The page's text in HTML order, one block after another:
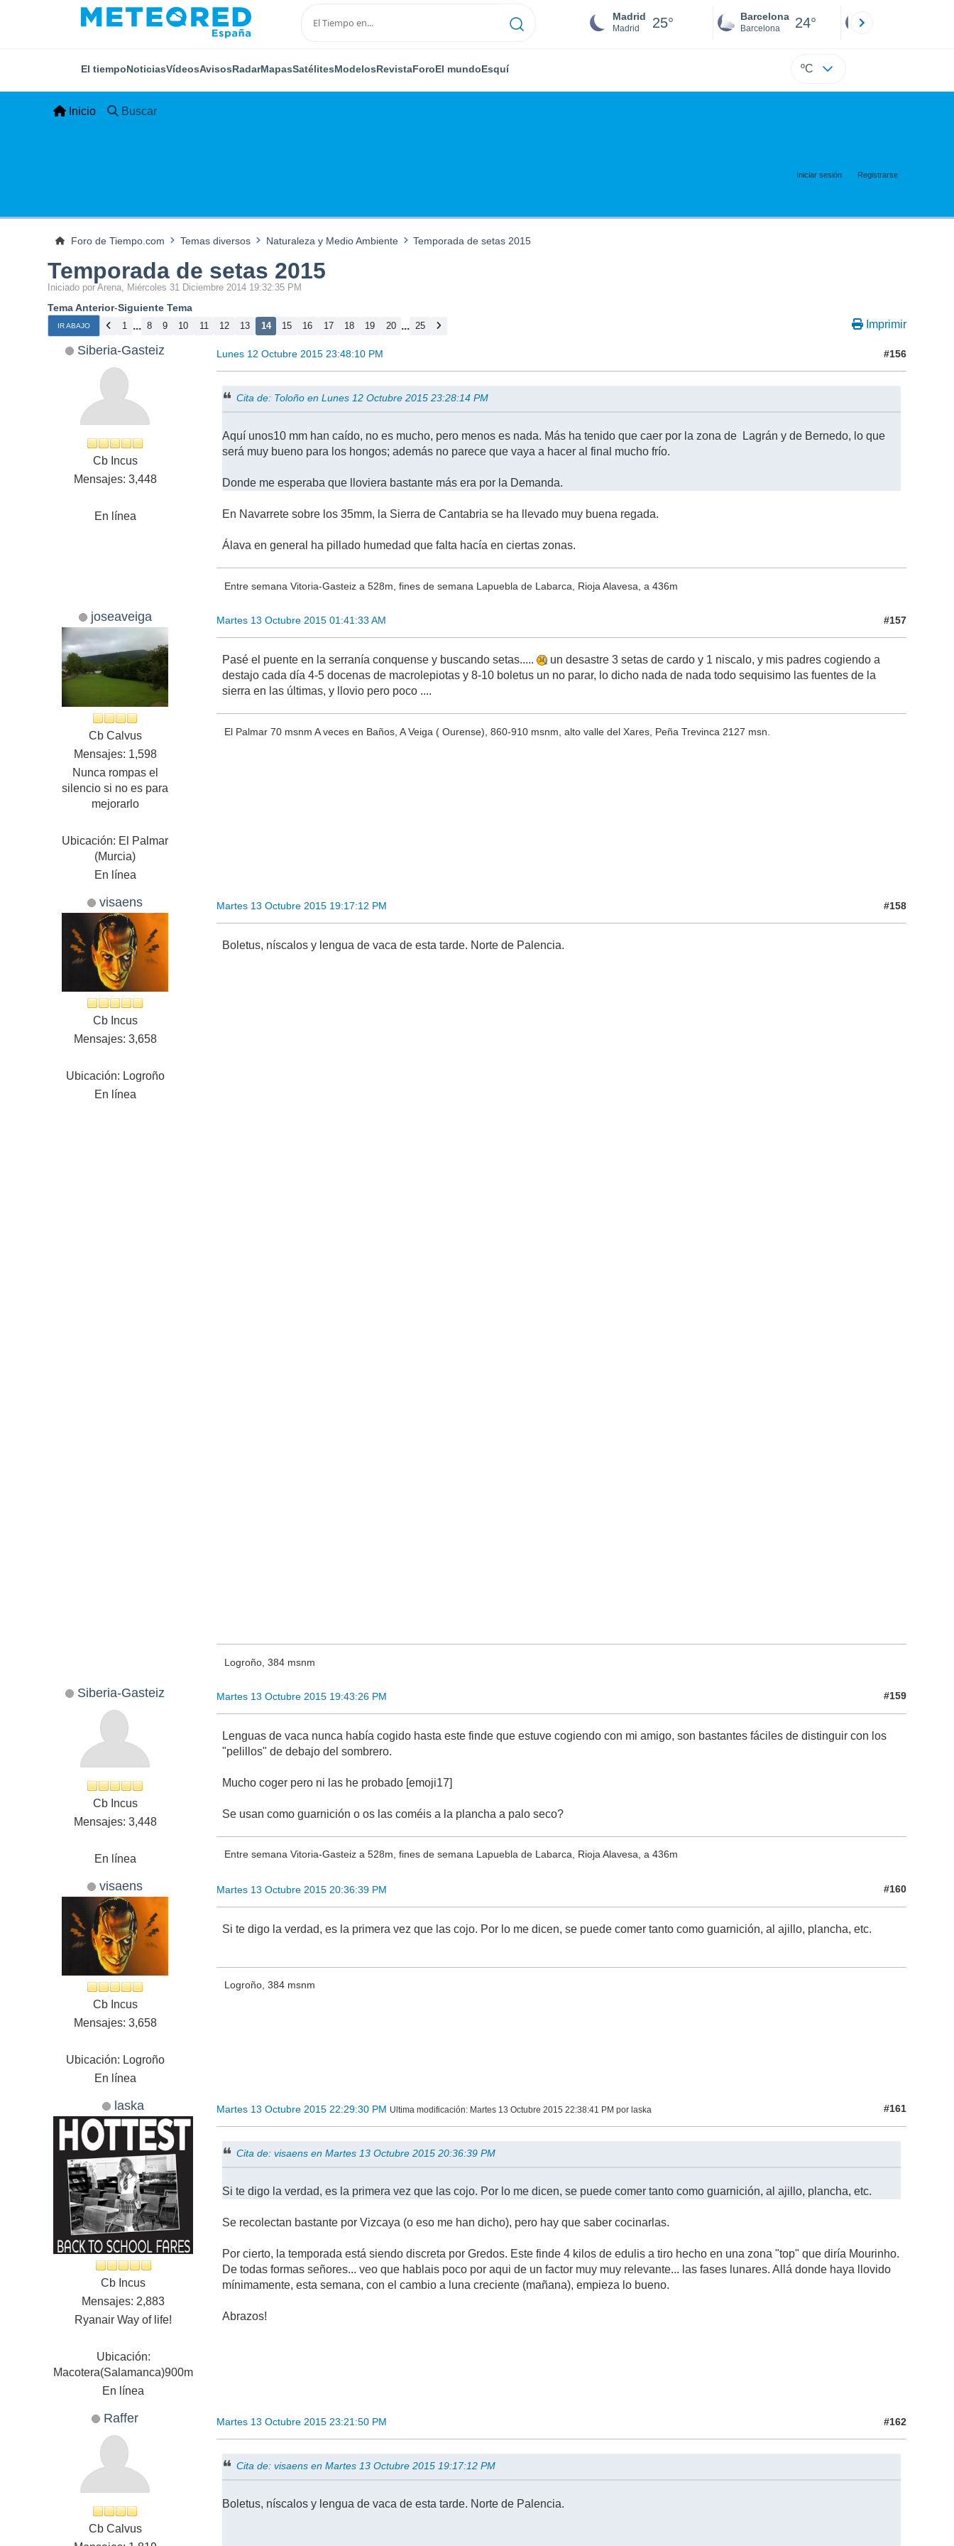
Madrid
Madrid 25° Barcelona
Barcelona 24°
El tiempoNoticiasVídeosAvisosRadarMapasSatélitesModelosRevistaForoEl mundoEsquí ºC
Inicio Buscar
Iniciar sesión Registrarse
Foro de Tiempo.com Temas diversos Naturaleza y Medio Ambiente Temporada de setas 2015
Temporada de setas 2015
Iniciado por Arena, Miércoles 31 Diciembre 2014 19:32:35 PM
Tema Anterior-Siguiente Tema
IR ABAJO 1 ... 8 9 10 11 12 13 14 15 16 17 18 19 20 ... 25 Imprimir
Siberia-Gasteiz
Cb Incus
Mensajes: 3,448
En línea
Lunes 12 Octubre 2015 23:48:10 PM #156
Cita de: Toloño en Lunes 12 Octubre 2015 23:28:14 PM
Aquí unos10 mm han caído, no es mucho, pero menos es nada. Más ha tenido que caer por la zona de Lagrán y de Bernedo, lo que
será muy bueno para los hongos; además no parece que vaya a hacer al final mucho frío.
Donde me esperaba que lloviera bastante más era por la Demanda.
En Navarrete sobre los 35mm, la Sierra de Cantabria se ha llevado muy buena regada.
Álava en general ha pillado humedad que falta hacía en ciertas zonas.
Entre semana Vitoria-Gasteiz a 528m, fines de semana Lapuebla de Labarca, Rioja Alavesa, a 436m
joseaveiga
Cb Calvus
Mensajes: 1,598
Nunca rompas el
silencio si no es para
mejorarlo
Ubicación: El Palmar
(Murcia)
En línea
Martes 13 Octubre 2015 01:41:33 AM #157
Pasé el puente en la serranía conquense y buscando setas.....
un desastre 3 setas de cardo y 1 niscalo, y mis padres cogiendo a
destajo cada día 4-5 docenas de macrolepiotas y 8-10 boletus un no parar, lo dicho nada de nada todo sequisimo las fuentes de la
sierra en las últimas, y llovio pero poco ....
El Palmar 70 msnm A veces en Baños, A Veiga ( Ourense), 860-910 msnm, alto valle del Xares, Peña Trevinca 2127 msn.
visaens
Cb Incus
Mensajes: 3,658
Ubicación: Logroño
En línea
Martes 13 Octubre 2015 19:17:12 PM #158
Boletus, níscalos y lengua de vaca de esta tarde. Norte de Palencia.
Logroño, 384 msnm
Siberia-Gasteiz
Cb Incus
Mensajes: 3,448
En línea
Martes 13 Octubre 2015 19:43:26 PM #159
Lenguas de vaca nunca había cogido hasta este finde que estuve cogiendo con mi amigo, son bastantes fáciles de distinguir con los
"pelillos" de debajo del sombrero.
Mucho coger pero ni las he probado [emoji17]
Se usan como guarnición o os las coméis a la plancha a palo seco?
Entre semana Vitoria-Gasteiz a 528m, fines de semana Lapuebla de Labarca, Rioja Alavesa, a 436m
visaens
Cb Incus
Mensajes: 3,658
Ubicación: Logroño
En línea
Martes 13 Octubre 2015 20:36:39 PM #160
Si te digo la verdad, es la primera vez que las cojo. Por lo me dicen, se puede comer tanto como guarnición, al ajillo, plancha, etc.
Logroño, 384 msnm
laska
Cb Incus
Mensajes: 2,883
Ryanair Way of life!
Ubicación:
Macotera(Salamanca)900m
En línea
Martes 13 Octubre 2015 22:29:30 PM Ultima modificación: Martes 13 Octubre 2015 22:38:41 PM por laska #161
Cita de: visaens en Martes 13 Octubre 2015 20:36:39 PM
Si te digo la verdad, es la primera vez que las cojo. Por lo me dicen, se puede comer tanto como guarnición, al ajillo, plancha, etc.
Se recolectan bastante por Vizcaya (o eso me han dicho), pero hay que saber cocinarlas.
Por cierto, la temporada está siendo discreta por Gredos. Este finde 4 kilos de edulis a tiro hecho en una zona "top" que diría Mourinho.
De todas formas señores... veo que hablais poco por aqui de un factor muy muy relevante... las fases lunares. Allá donde haya llovido
mínimamente, esta semana, con el cambio a luna creciente (mañana), empieza lo bueno.
Abrazos!
Raffer
Cb Calvus
Martes 13 Octubre 2015 23:21:50 PM #162
Cita de: visaens en Martes 13 Octubre 2015 19:17:12 PM
Boletus, níscalos y lengua de vaca de esta tarde. Norte de Palencia.